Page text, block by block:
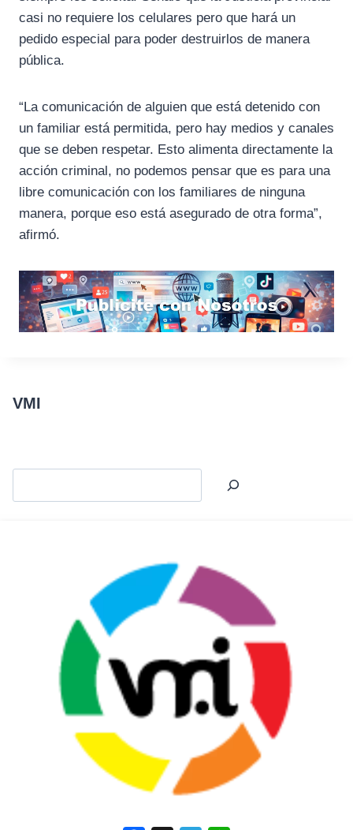
casi no requiere los celulares pero que hará un
pedido especial para poder destruirlos de manera
pública.
“La comunicación de alguien que está detenido con
un familiar está permitida, pero hay medios y canales
que se deben respetar. Esto alimenta directamente la
acción criminal, no podemos pensar que es para una
libre comunicación con los familiares de ninguna
manera, porque eso está asegurado de otra forma”,
afirmó.
VMI